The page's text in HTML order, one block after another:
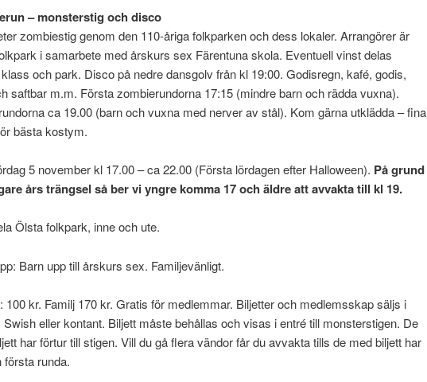
– monsterstig och disco
zombiestig genom den 110-åriga folkparken och dess lokaler. Arrangörer är
i samarbete med årskurs sex Färentuna skola. Eventuell vinst delas
och park. Disco på nedre dansgolv från kl 19:00. Godisregn, kafé, godis,
saftbar m.m. Första zombierundorna 17:15 (mindre barn och rädda vuxna).
ca 19.00 (barn och vuxna med nerver av stål). Kom gärna utklädda – fina
bästa kostym.
5 november kl 17.00 – ca 22.00 (Första lördagen efter Halloween). På grund
års trängsel så ber vi yngre komma 17 och äldre att avvakta till kl 19.
Ölsta folkpark, inne och ute.
Barn upp till årskurs sex. Familjevänligt.
100 kr. Familj 170 kr. Gratis för medlemmar. Biljetter och medlemsskap säljs i
Swish eller kontant. Biljett måste behållas och visas i entré till monsterstigen. De
har förtur till stigen. Vill du gå flera vändor får du avvakta tills de med biljett har
första runda.